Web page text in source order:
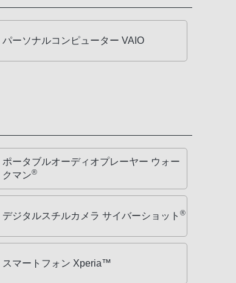
パーソナルコンピューター VAIO
ポータブルオーディオプレーヤー ウォー
クマン®
デジタルスチルカメラ サイバーショット ®
スマートフォン Xperia™